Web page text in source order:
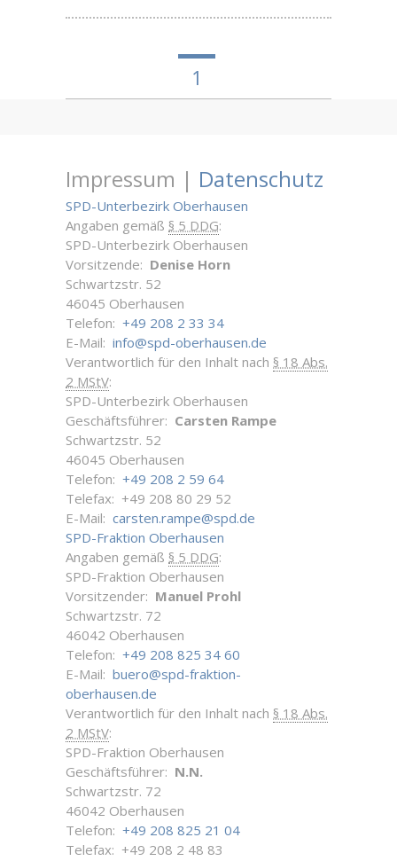
1
Impressum | Datenschutz
SPD-Unterbezirk Oberhausen
Angaben gemäß § 5 DDG:
SPD-Unterbezirk Oberhausen
Vorsitzende: Denise Horn
Schwartzstr. 52
46045 Oberhausen
Telefon: +49 208 2 33 34
E-Mail: info@spd-oberhausen.de
Verantwortlich für den Inhalt nach § 18 Abs.
2 MStV:
SPD-Unterbezirk Oberhausen
Geschäftsführer: Carsten Rampe
Schwartzstr. 52
46045 Oberhausen
Telefon: +49 208 2 59 64
Telefax: +49 208 80 29 52
E-Mail: carsten.rampe@spd.de
SPD-Fraktion Oberhausen
Angaben gemäß § 5 DDG:
SPD-Fraktion Oberhausen
Vorsitzender: Manuel Prohl
Schwartzstr. 72
46042 Oberhausen
Telefon: +49 208 825 34 60
E-Mail: buero@spd-fraktion-
oberhausen.de
Verantwortlich für den Inhalt nach § 18 Abs.
2 MStV:
SPD-Fraktion Oberhausen
Geschäftsführer: N.N.
Schwartzstr. 72
46042 Oberhausen
Telefon: +49 208 825 21 04
Telefax: +49 208 2 48 83